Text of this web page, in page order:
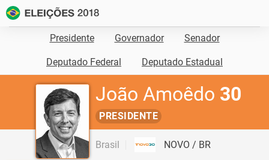
Presidente Governador Senador
Deputado Federal Deputado Estadual
João Amoêdo 30
PRESIDENTE
Brasil NOVO / BR